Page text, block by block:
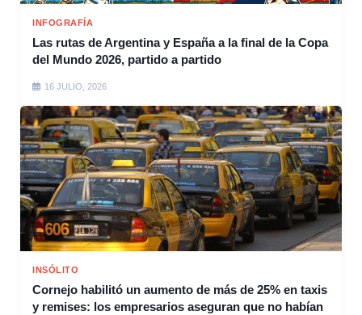
INFOGRAFÍA
Las rutas de Argentina y España a la final de la Copa
del Mundo 2026, partido a partido
16 JULIO, 2026
INSÓLITO
Cornejo habilitó un aumento de más de 25% en taxis
y remises: los empresarios aseguran que no habían